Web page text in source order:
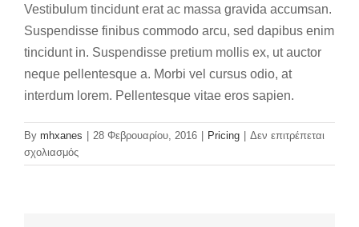
Vestibulum tincidunt erat ac massa gravida accumsan.
Suspendisse finibus commodo arcu, sed dapibus enim
tincidunt in. Suspendisse pretium mollis ex, ut auctor
neque pellentesque a. Morbi vel cursus odio, at
interdum lorem. Pellentesque vitae eros sapien.
By mhxanes 28 Φεβρουαρίου, 2016 Pricing
Δεν επιτρέπεται
σχολιασμόςστο
Cras